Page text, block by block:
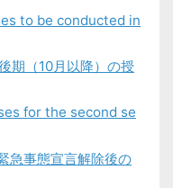
to be conducted in
期（10月以降）の授
for the second se
急事態宣言解除後の